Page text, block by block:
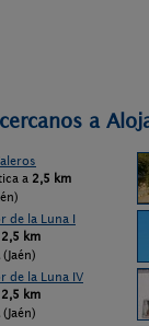
a
a 2,5 km
de la Luna I
km
(Jaén)
de la Luna IV
km
(Jaén)